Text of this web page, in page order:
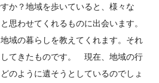
か？地域を歩いていると、様々な
わせてくれるものに出会います。
域の暮らしを教えてくれます。それ
てきたものです。 現在、地域の行
のように遺そうとしているのでしょ